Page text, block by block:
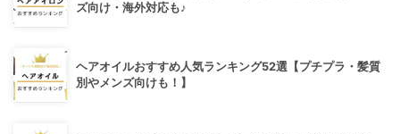
ズ向け・海外対応も♪
ヘアオイルおすすめ人気ランキング52選【プチプラ・髪質
別やメンズ向けも！】